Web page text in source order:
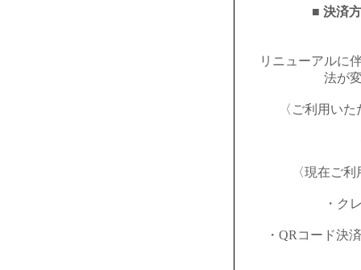
■ 決済
リニューアルに
法が
〈ご利用い
〈現在ご
・ク
・QRコード決